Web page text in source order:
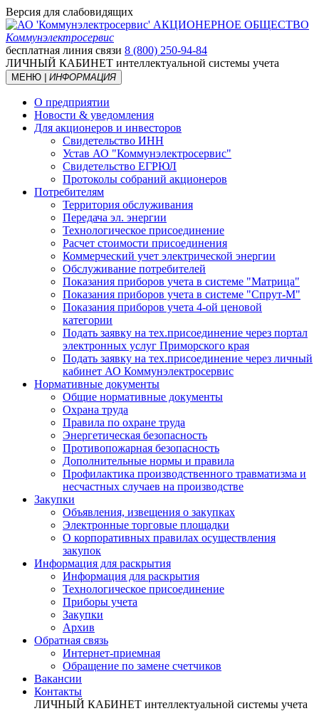
Версия для слабовидящих
АКЦИОНЕРНОЕ ОБЩЕСТВО
Коммунэлектросервис
бесплатная линия связи 8 (800) 250-94-84
ЛИЧНЫЙ КАБИНЕТ интеллектуальной системы учета
МЕНЮ | ИНФОРМАЦИЯ
О предприятии
Новости & уведомления
Для акционеров и инвесторов
Свидетельство ИНН
Устав АО "Коммунэлектросервис"
Свидетельство ЕГРЮЛ
Протоколы собраний акционеров
Потребителям
Территория обслуживания
Передача эл. энергии
Технологическое присоединение
Расчет стоимости присоединения
Коммерческий учет электрической энергии
Обслуживание потребителей
Показания приборов учета в системе "Матрица"
Показания приборов учета в системе "Спрут-М"
Показания приборов учета 4-ой ценовой
категории
Подать заявку на тех.присоединение через портал
электронных услуг Приморского края
Подать заявку на тех.присоединение через личный
кабинет АО Коммунэлектросервис
Нормативные документы
Общие нормативные документы
Охрана труда
Правила по охране труда
Энергетическая безопасность
Противопожарная безопасность
Дополнительные нормы и правила
Профилактика производственного травматизма и
несчастных случаев на производстве
Закупки
Объявления, извещения о закупках
Электронные торговые площадки
О корпоративных правилах осуществления
закупок
Информация для раскрытия
Информация для раскрытия
Технологическое присоединение
Приборы учета
Закупки
Архив
Обратная связь
Интернет-приемная
Обращение по замене счетчиков
Вакансии
Контакты
ЛИЧНЫЙ КАБИНЕТ интеллектуальной системы учета